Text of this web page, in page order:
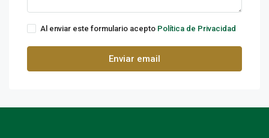
Al enviar este formulario acepto Política de Privacidad
Enviar email